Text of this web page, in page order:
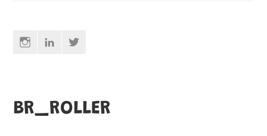
InstagramLinkedin
BR_ROLLER